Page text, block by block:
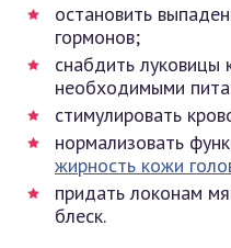
остановить
гормонов;
снабдить луковицы
необходимыми
стимулировать
нормализовать
жирность кожи
придать локонам
блеск.